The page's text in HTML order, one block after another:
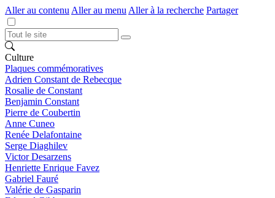
Aller au contenu Aller au menu Aller à la recherche Partager
Culture
Plaques commémoratives
Adrien Constant de Rebecque
Rosalie de Constant
Benjamin Constant
Pierre de Coubertin
Anne Cuneo
Renée Delafontaine
Serge Diaghilev
Victor Desarzens
Henriette Enrique Favez
Gabriel Fauré
Valérie de Gasparin